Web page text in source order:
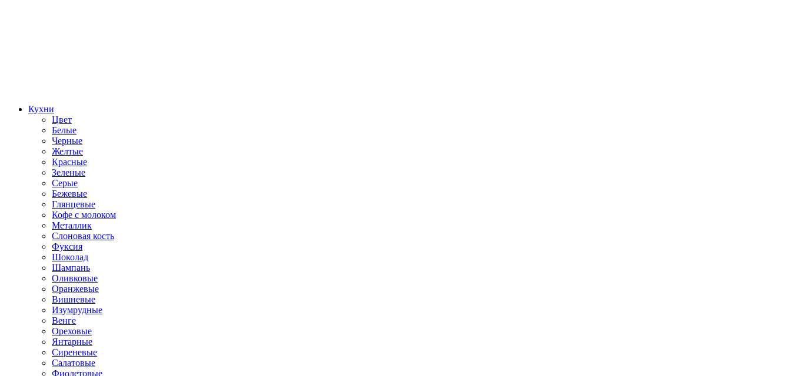
Кухни
Цвет
Белые
Черные
Желтые
Красные
Зеленые
Серые
Бежевые
Глянцевые
Кофе с молоком
Металлик
Слоновая кость
Фуксия
Шоколад
Шампань
Оливковые
Оранжевые
Вишневые
Изумрудные
Венге
Ореховые
Янтарные
Сиреневые
Салатовые
Фиолетовые